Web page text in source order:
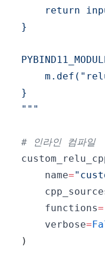
"""
# 인라인 컴파일
    name
=
    functions
=
    verbose
=
)